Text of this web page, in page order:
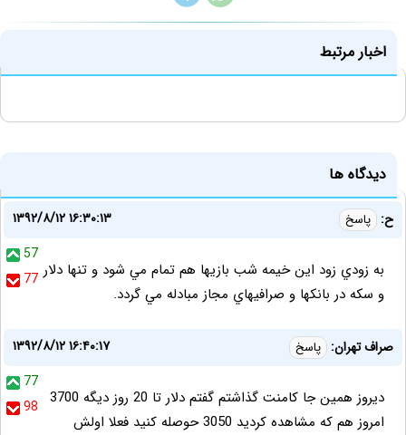
اخبار مرتبط
دیدگاه ها
ح: پاسخ
۱۳۹۲/۸/۱۲ ۱۶:۳۰:۱۳
57
77 به زودي زود اين خيمه شب بازيها هم تمام مي شود و تنها دلار
و سکه در بانکها و صرافيهاي مجاز مبادله مي گردد.
صراف تهران: پاسخ
۱۳۹۲/۸/۱۲ ۱۶:۴۰:۱۷
77
98
دیروز همین جا کامنت گذاشتم گفتم دلار تا 20 روز دیگه 3700
امروز هم که مشاهده کردید 3050 حوصله کنید فعلا اولش